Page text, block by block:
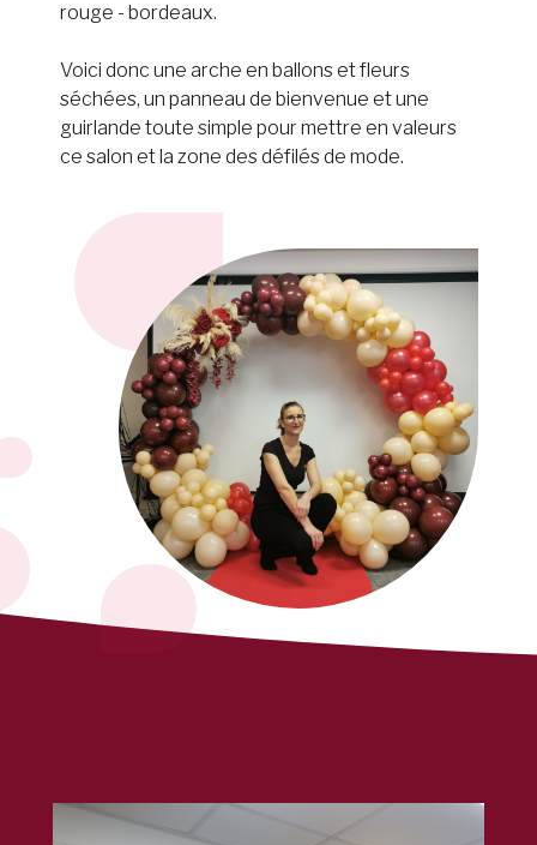
rouge - bordeaux.
Voici donc une arche en ballons et fleurs
séchées, un panneau de bienvenue et une
guirlande toute simple pour mettre en valeurs
ce salon et la zone des défilés de mode.